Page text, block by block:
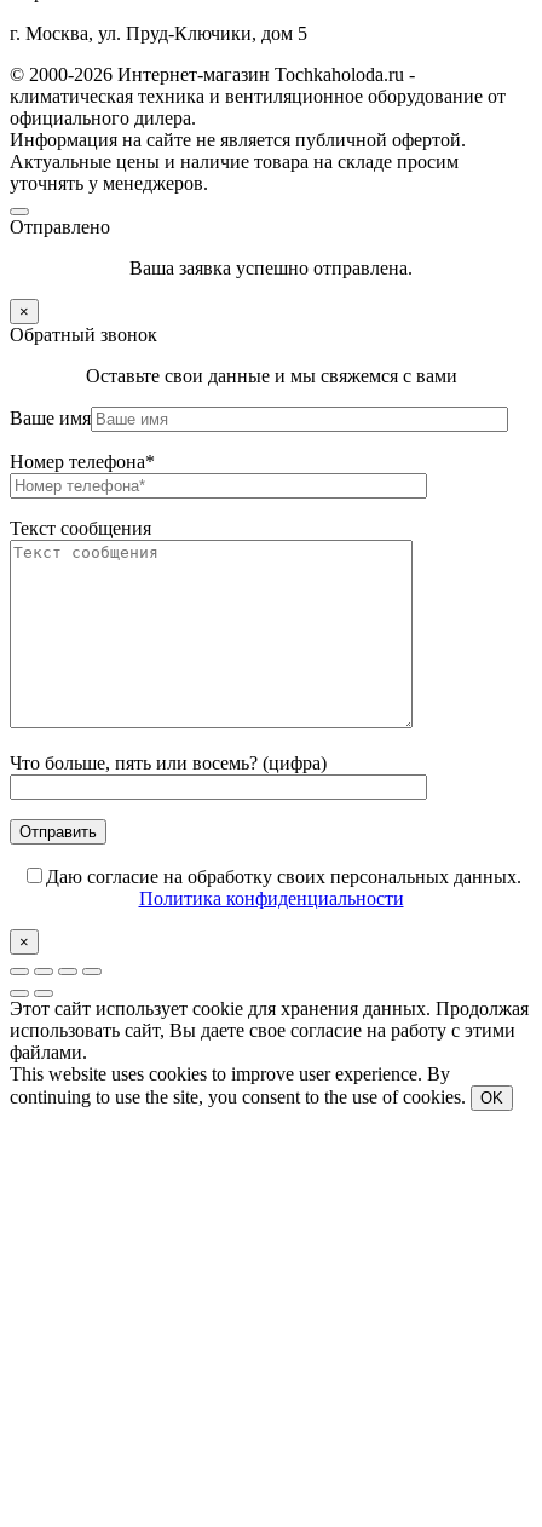
г. Москва, ул. Пруд-Ключики, дом 5
© 2000-2026 Интернет-магазин Tochkaholoda.ru -
климатическая техника и вентиляционное оборудование от
официального дилера.
Информация на сайте не является публичной офертой.
Актуальные цены и наличие товара на складе просим
уточнять у менеджеров.
Отправлено
Ваша заявка успешно отправлена.
×
Обратный звонок
Оставьте свои данные и мы свяжемся с вами
Ваше имя
Номер телефона*
Текст сообщения
Что больше, пять или восемь? (цифра)
Даю согласие на обработку своих персональных данных.
Политика конфиденциальности
×
Этот сайт использует cookie для хранения данных. Продолжая
использовать сайт, Вы даете свое согласие на работу с этими
файлами.
This website uses cookies to improve user experience. By
continuing to use the site, you consent to the use of cookies.
OK